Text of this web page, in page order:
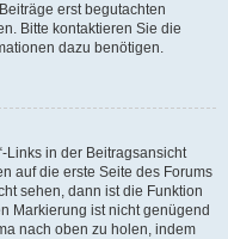
erst begutachten
Bitte kontaktieren Sie die
dazu benötigen.
Links in der Beitragsansicht
auf die erste Seite des Forums
sehen, dann ist die Funktion
Markierung ist nicht genügend
nach oben zu holen, indem